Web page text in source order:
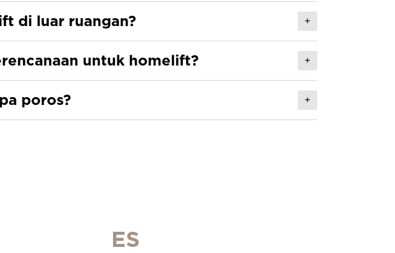
di luar ruangan? +
untuk homelift? +
poros? +
ES